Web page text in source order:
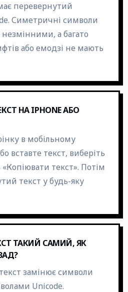
перевернутий
Симетричні символи
а багато
або емодзі не мають
НА IPHONE АБО
в мобільному
вставте текст, виберіть
текст». Потім
текст у будь-яку
ТАКИЙ САМИЙ, ЯК
замінює символи
Unicode.